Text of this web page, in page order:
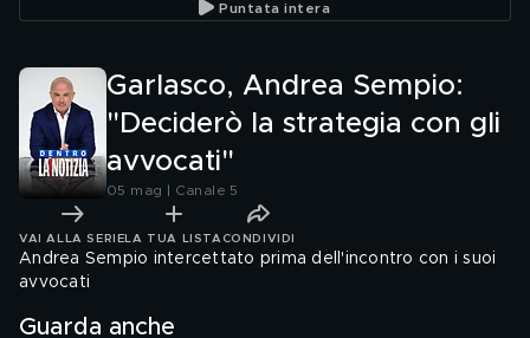
avvocati"
Puntata intera
Garlasco, Andrea Sempio:
"Deciderò la strategia con gli
avvocati"
05 mag | Canale 5
VAI ALLA SERIE LA TUA LISTA CONDIVIDI
Andrea Sempio intercettato prima dell'incontro con i suoi
avvocati
Guarda anche